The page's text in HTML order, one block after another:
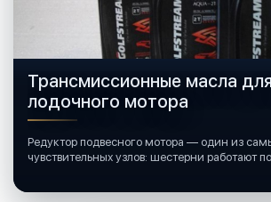
Трансмиссионные масла
лодочного мотора
Редуктор подвесного мотора — один из
чувствительных узлов: шестерни работают